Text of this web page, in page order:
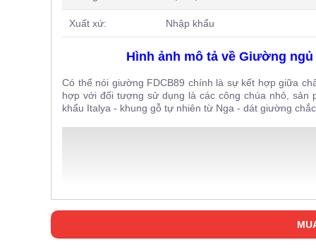
Xuất xứ: Nhập khẩu
Hình ảnh mô tả về Giường
Có thể nói giường FDCB89 chính là sự kết hợp giữa
hợp với đối tượng sử dụng là các công chúa nhỏ,
khẩu Italya - khung gỗ tự nhiên từ Nga - dát giường